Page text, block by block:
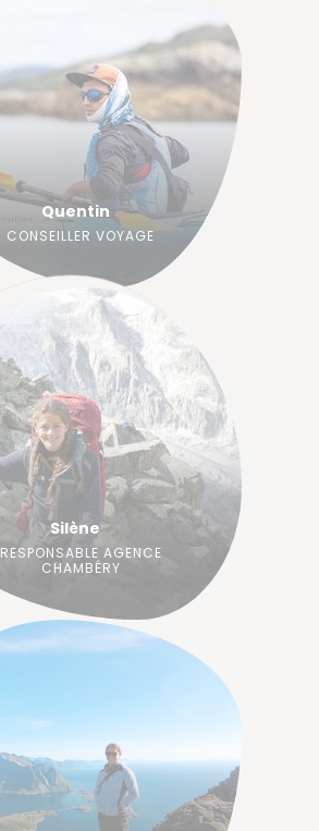
Quentin
CONSEILLER VOYAGE
Silène
RESPONSABLE AGENCE
CHAMBÉRY